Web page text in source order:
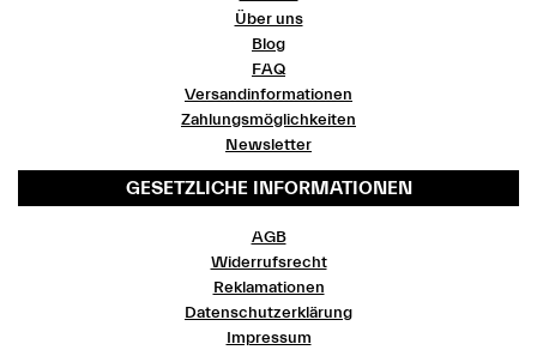
Über uns
Blog
FAQ
Versandinformationen
Zahlungsmöglichkeiten
Newsletter
GESETZLICHE INFORMATIONEN
AGB
Widerrufsrecht
Reklamationen
Datenschutzerklärung
Impressum